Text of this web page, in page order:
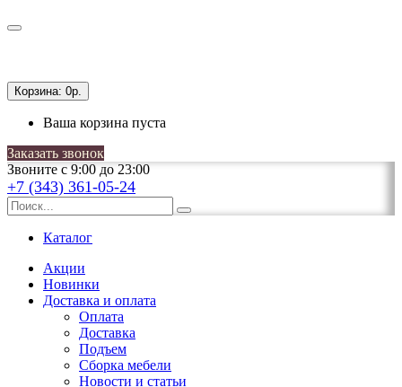
Корзина: 0р.
Ваша корзина пуста
Заказать звонок
Звоните с 9:00 до 23:00
+7 (343) 361-05-24
Каталог
Акции
Новинки
Доставка и оплата
Оплата
Доставка
Подъем
Сборка мебели
Новости и статьи